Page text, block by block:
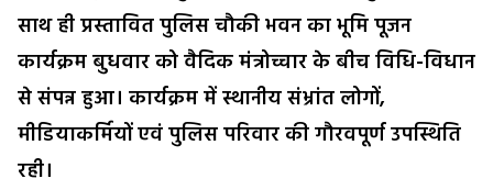
साथ ही प्रस्तावित पुलिस चौकी भवन का भूमि पूजन
कार्यक्रम बुधवार को वैदिक मंत्रोच्चार के बीच विधि-विधान
से संपन्न हुआ। कार्यक्रम में स्थानीय संभ्रांत लोगों,
मीडियाकर्मियों एवं पुलिस परिवार की गौरवपूर्ण उपस्थिति
रही।